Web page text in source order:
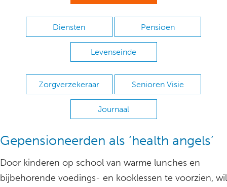
Diensten Pensioen
Levenseinde
Zorgverzekeraar Senioren Visie
Journaal
Gepensioneerden als ‘health angels’
Door kinderen op school van warme lunches en
bijbehorende voedings- en kooklessen te voorzien, wil